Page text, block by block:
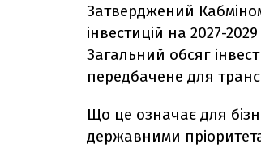
Затверджений
інвестицій на 2027-
Загальний обсяг
передбачене для
Що це означає для
державними